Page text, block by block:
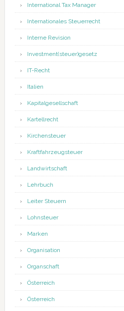
International Tax Manager
Internationales Steuerrecht
Interne Revision
Investment(steuer)gesetz
IT-Recht
Italien
Kapitalgesellschaft
Kartellrecht
Kirchensteuer
Kraftfahrzeugsteuer
Landwirtschaft
Lehrbuch
Leiter Steuern
Lohnsteuer
Marken
Organisation
Organschaft
Österreich
Österreich